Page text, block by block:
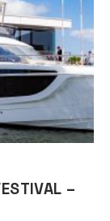
–